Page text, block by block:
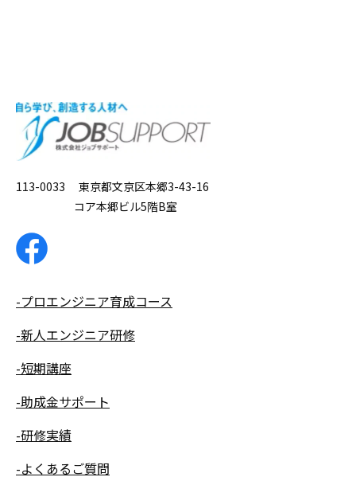
113-0033 東京都文京区本郷3-43-16
コア本郷ビル5階B室
-プロエンジニア育成コース
-新人エンジニア研修
-短期講座
-助成金サポート
-研修実績
-よくあるご質問